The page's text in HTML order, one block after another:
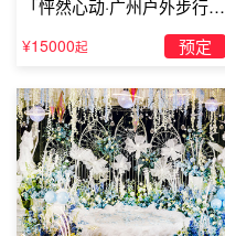
「怦然心动·广州户外步行街
求婚」
¥15000起 预定